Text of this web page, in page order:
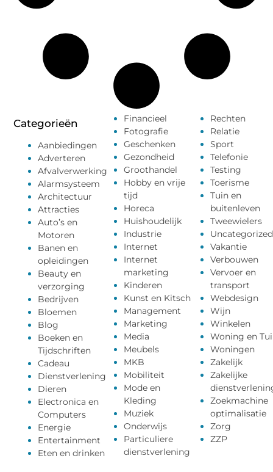
Categorieën
Aanbiedingen
Adverteren
Afvalverwerking
Alarmsysteem
Architectuur
Attracties
Auto’s en
Motoren
Banen en
opleidingen
Beauty en
verzorging
Bedrijven
Bloemen
Blog
Boeken en
Tijdschriften
Cadeau
Dienstverlening
Dieren
Electronica en
Computers
Energie
Entertainment
Eten en drinken
Financieel
Fotografie
Geschenken
Gezondheid
Groothandel
Hobby en vrije
tijd
Horeca
Huishoudelijk
Industrie
Internet
Internet
marketing
Kinderen
Kunst en Kitsch
Management
Marketing
Media
Meubels
MKB
Mobiliteit
Mode en
Kleding
Muziek
Onderwijs
Particuliere
dienstverlening
Rechten
Relatie
Sport
Telefonie
Testing
Toerisme
Tuin en
buitenleven
Tweewielers
Uncategorized
Vakantie
Verbouwen
Vervoer en
transport
Webdesign
Wijn
Winkelen
Woning en
Woningen
Zakelijk
Zakelijke
Zoekmachine
optimalisatie
Zorg
ZZP